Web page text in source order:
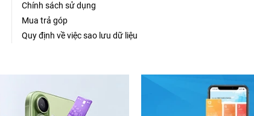
Chính sách sử dụng
Mua trả góp
Quy định về việc sao lưu dữ liệu